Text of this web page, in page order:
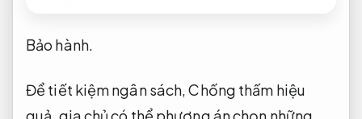
Bảo hành.
Để tiết kiệm ngân sách,Chống thấm hiệu
quả. gia chủ có thể phương án chọn những